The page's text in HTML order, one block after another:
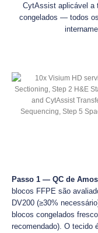
CytAssist aplicável a
congelados — todos
Passo 1 — QC de
blocos FFPE são
DV200 (≥30%
blocos congelados
recomendado). O tecido